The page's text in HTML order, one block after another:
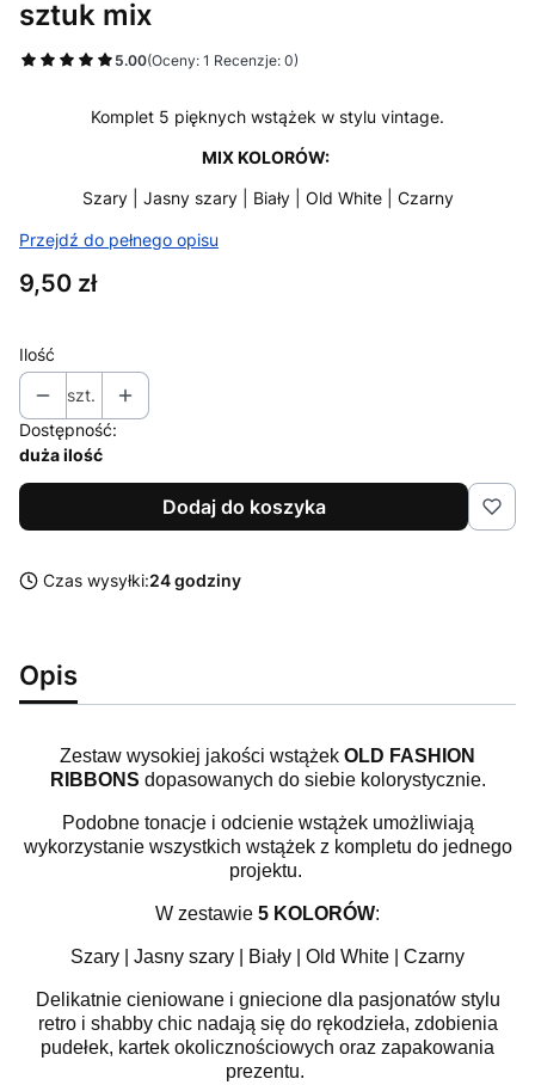
sztuk mix
5.00(Oceny: 1 Recenzje: 0)
Komplet 5 pięknych wstążek w stylu vintage.
MIX KOLORÓW:
Szary | Jasny szary | Biały | Old White | Czarny
Przejdź do pełnego opisu
Cena
9,50 zł
Ilość
szt.
Dostępność:
duża ilość
Dodaj do koszyka
Czas wysyłki:24 godziny
Opis
Zestaw wysokiej jakości wstążek OLD FASHION
RIBBONS dopasowanych do siebie kolorystycznie.
Podobne tonacje i odcienie wstążek umożliwiają
wykorzystanie wszystkich wstążek z kompletu do jednego
projektu.
W zestawie 5 KOLORÓW:
Szary | Jasny szary | Biały | Old White | Czarny
Delikatnie cieniowane i gniecione dla pasjonatów stylu
retro i shabby chic nadają się do rękodzieła, zdobienia
pudełek, kartek okolicznościowych oraz zapakowania
prezentu.